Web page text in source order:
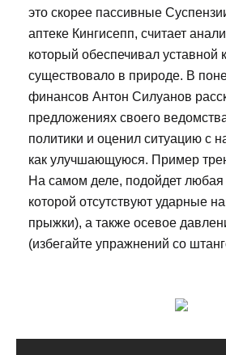
это скорее пассивные
аптеке Кингисепп, считает
который обеспечивал уставной
существовало в природе. В
финансов Антон Силуанов
предложениях своего
политики и оценил ситуацию с
как улучшающуюся. Пример
На самом деле, подойдет любая
которой отсутствуют ударные
прыжки), а также осевое
(избегайте упражнений со